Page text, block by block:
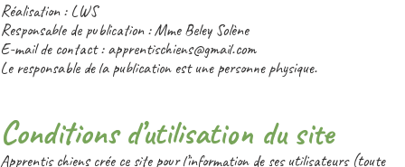
Réalisation : LWS
Responsable de publication : Mme Beley Solène
E-mail de contact : apprentischiens@gmail.com
Le responsable de la publication est une personne physique.
Conditions d’utilisation du site
Apprentis chiens crée ce site pour l’information de ses utilisateurs (toute